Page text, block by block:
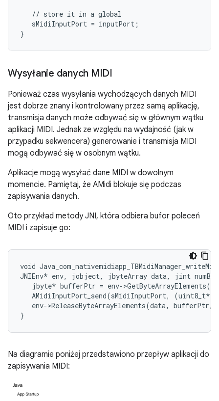
   // store it in a global
   sMidiInputPort = inputPort;
Wysyłanie danych MIDI
Ponieważ czas wysyłania wychodzących danych MIDI
jest dobrze znany i kontrolowany przez samą aplikację,
transmisja danych może odbywać się w głównym wątku
aplikacji MIDI. Jednak ze względu na wydajność (jak w
przypadku sekwencera) generowanie i transmisja MIDI
mogą odbywać się w osobnym wątku.
Aplikacje mogą wysyłać dane MIDI w dowolnym
momencie. Pamiętaj, że AMidi blokuje się podczas
zapisywania danych.
Oto przykład metody JNI, która odbiera bufor poleceń
MIDI i zapisuje go:
void
JNIEnv* env, jobject, jbyteArray data, jint
jbyte* bufferPtr = env-
AMidiInputPort_send(sMidiInputPort,
env->ReleaseByteArrayElements(data, bufferPtr,
Na diagramie poniżej przedstawiono przepływ aplikacji do
zapisywania MIDI: